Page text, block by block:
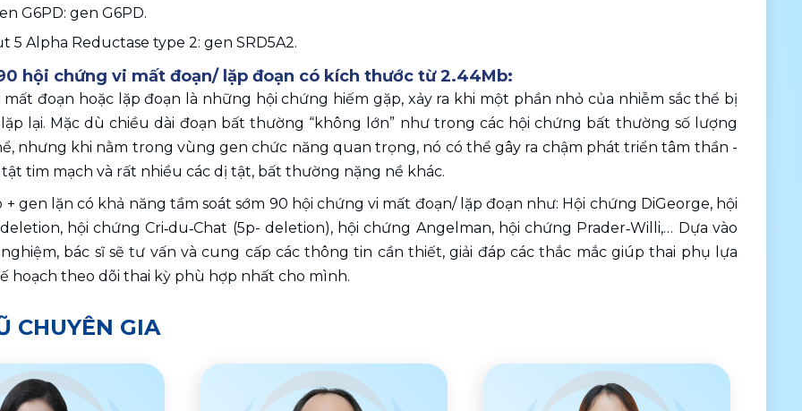
hợp nhất cho mình.
G6PD: gen G6PD.
5 Alpha Reductase type 2: gen SRD5A2.
hội chứng vi mất đoạn/ lặp đoạn có kích thước từ 2.44Mb:
mất đoạn hoặc lặp đoạn là những hội chứng hiếm gặp, xảy ra khi một phần nhỏ của nhiễm sắc thể bị
lại. Mặc dù chiều dài đoạn bất thường “không lớn” như trong các hội chứng bất thường số lượng
nhưng khi nằm trong vùng gen chức năng quan trọng, nó có thể gây ra chậm phát triển tâm thần -
tim mạch và rất nhiều các dị tật, bất thường nặng nề khác.
+ gen lặn có khả năng tầm soát sớm 90 hội chứng vi mất đoạn/ lặp đoạn như: Hội chứng DiGeorge, hội
hội chứng Cri‑du‑Chat (5p- deletion), hội chứng Angelman, hội chứng Prader‑Willi,… Dựa vào
bác sĩ sẽ tư vấn và cung cấp các thông tin cần thiết, giải đáp các thắc mắc giúp thai phụ lựa
hoạch theo dõi thai kỳ phù hợp nhất cho mình.
CHUYÊN GIA